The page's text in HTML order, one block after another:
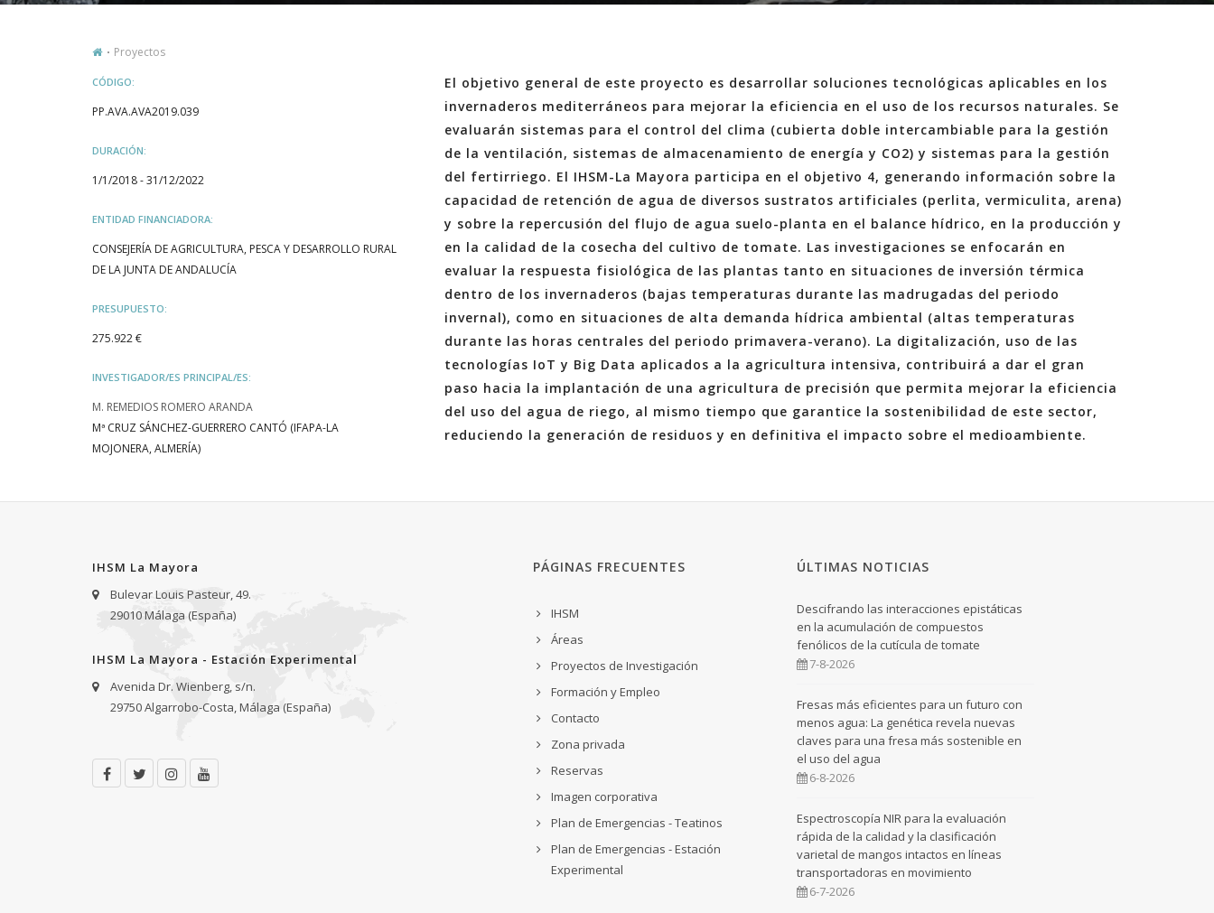
Proyectos
CÓDIGO:
PP.AVA.AVA2019.039
DURACIÓN:
1/1/2018 - 31/12/2022
ENTIDAD FINANCIADORA:
CONSEJERÍA DE AGRICULTURA, PESCA Y DESARROLLO RURAL
DE LA JUNTA DE ANDALUCÍA
PRESUPUESTO:
275.922 €
INVESTIGADOR/ES PRINCIPAL/ES:
M. REMEDIOS ROMERO ARANDA
Mª CRUZ SÁNCHEZ-GUERRERO CANTÓ (IFAPA-LA
MOJONERA, ALMERÍA)
El objetivo general de este proyecto es desarrollar soluciones tecnológicas aplicables en los
invernaderos mediterráneos para mejorar la eficiencia en el uso de los recursos naturales. Se
evaluarán sistemas para el control del clima (cubierta doble intercambiable para la gestión
de la ventilación, sistemas de almacenamiento de energía y CO2) y sistemas para la gestión
del fertirriego. El IHSM-La Mayora participa en el objetivo 4, generando información sobre la
capacidad de retención de agua de diversos sustratos artificiales (perlita, vermiculita, arena)
y sobre la repercusión del flujo de agua suelo-planta en el balance hídrico, en la producción y
en la calidad de la cosecha del cultivo de tomate. Las investigaciones se enfocarán en
evaluar la respuesta fisiológica de las plantas tanto en situaciones de inversión térmica
dentro de los invernaderos (bajas temperaturas durante las madrugadas del periodo
invernal), como en situaciones de alta demanda hídrica ambiental (altas temperaturas
durante las horas centrales del periodo primavera-verano). La digitalización, uso de las
tecnologías IoT y Big Data aplicados a la agricultura intensiva, contribuirá a dar el gran
paso hacia la implantación de una agricultura de precisión que permita mejorar la eficiencia
del uso del agua de riego, al mismo tiempo que garantice la sostenibilidad de este sector,
reduciendo la generación de residuos y en definitiva el impacto sobre el medioambiente.
IHSM La Mayora
Bulevar Louis Pasteur, 49.
29010 Málaga (España)
IHSM La Mayora - Estación Experimental
Avenida Dr. Wienberg, s/n.
29750 Algarrobo-Costa, Málaga (España)
PÁGINAS FRECUENTES
IHSM
Áreas
Proyectos de Investigación
Formación y Empleo
Contacto
Zona privada
Reservas
Imagen corporativa
Plan de Emergencias - Teatinos
Plan de Emergencias - Estación
Experimental
ÚLTIMAS NOTICIAS
Descifrando las interacciones epistáticas
en la acumulación de compuestos
fenólicos de la cutícula de tomate
7-8-2026
Fresas más eficientes para un futuro con
menos agua: La genética revela nuevas
claves para una fresa más sostenible en
el uso del agua
6-8-2026
Espectroscopía NIR para la evaluación
rápida de la calidad y la clasificación
varietal de mangos intactos en líneas
transportadoras en movimiento
6-7-2026